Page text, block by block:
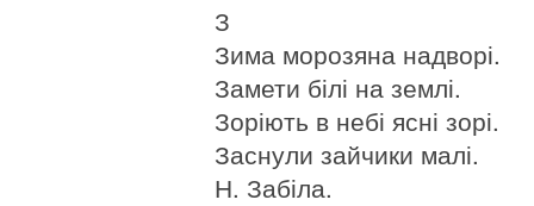
З
Зима морозяна надворі.
Замети білі на землі.
Зоріють в небі ясні зорі.
Заснули зайчики малі.
Н. Забіла.